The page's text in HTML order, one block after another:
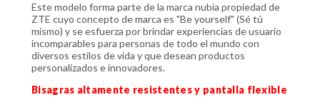
Este modelo forma parte de la marca nubia propiedad de
ZTE cuyo concepto de marca es "Be yourself" (Sé tú
mismo) y se esfuerza por brindar experiencias de usuario
incomparables para personas de todo el mundo con
diversos estilos de vida y que desean productos
personalizados e innovadores.
Bisagras altamente resistentes y pantalla flexible